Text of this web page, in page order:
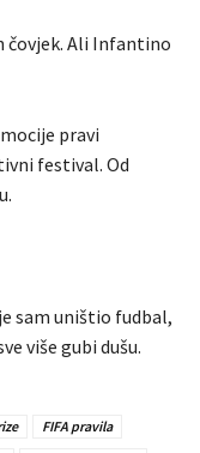
čovjek. Ali Infantino
pravi
festival. Od
sam uništio fudbal,
više gubi dušu.
FIFA pravila